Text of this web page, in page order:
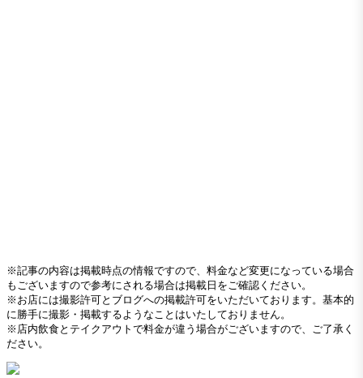
※記事の内容は掲載時点の情報ですので、料金など変更になっている場合
もございますので参考にされる場合は掲載日をご確認ください。
※お店には撮影許可とブログへの掲載許可をいただいております。基本的
に勝手に撮影・掲載するようなことはいたしておりません。
※店内飲食とテイクアウトで料金が違う場合がございますので、ご了承く
ださい。